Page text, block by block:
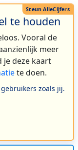
te houden
Vooral de
meer
je deze kaart
te doen.
zoals jij.